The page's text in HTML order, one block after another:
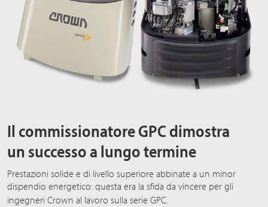
Il commissionatore GPC dimostra
un successo a lungo termine
Prestazioni solide e di livello superiore abbinate a un minor
dispendio energetico: questa era la sfida da vincere per gli
ingegneri Crown al lavoro sulla serie GPC.